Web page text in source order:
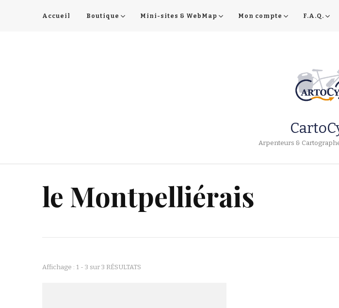
Accueil Boutique Mini-sites & WebMap Mon compte F.A.Q.
Arpenteurs &
le Montpelliérais
Affichage : 1 - 3 sur 3 RÉSULTATS